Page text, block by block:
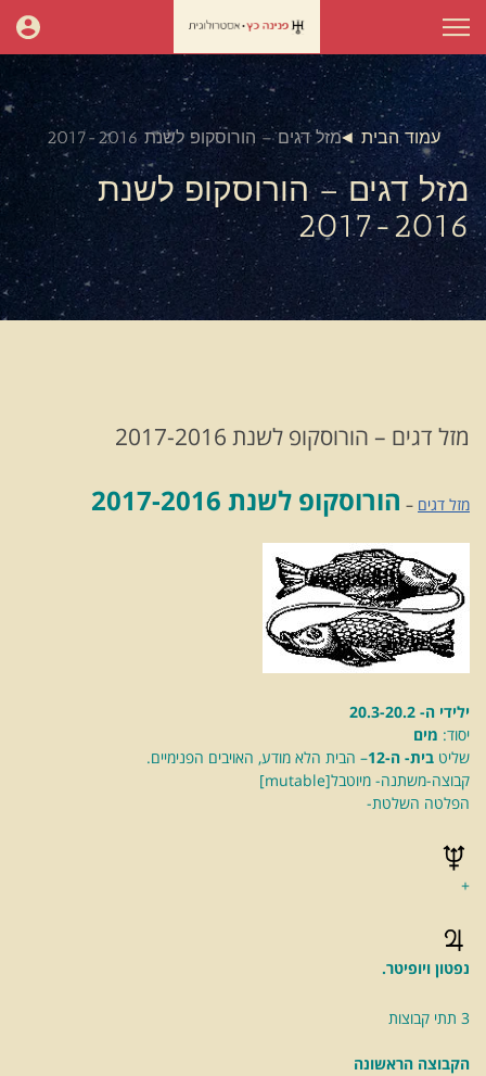
עמוד הבית מזל דגים – הורוסקופ לשנת 2017-2016
מזל דגים – הורוסקופ לשנת
2017-2016
מזל דגים – הורוסקופ לשנת 2017-2016
מזל דגים – הורוסקופ לשנת 2017-2016
ילידי ה- 20.3-20.2
יסוד: מים
שליט בית- ה-12
– הבית הלא מודע, האויבים הפנימיים.
קבוצה-משתנה- מיוטבל[mutable]
הפלטה השלטת-
+
נפטון ויופיטר.
3 תתי קבוצות
הקבוצה הראשונה